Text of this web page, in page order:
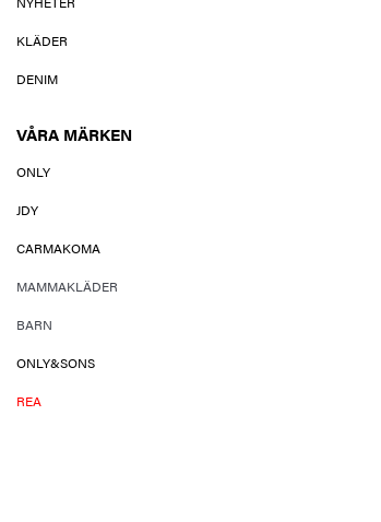
KLÄDER
DENIM
VÅRA MÄRKEN
ONLY
JDY
CARMAKOMA
MAMMAKLÄDER
BARN
ONLY&SONS
REA